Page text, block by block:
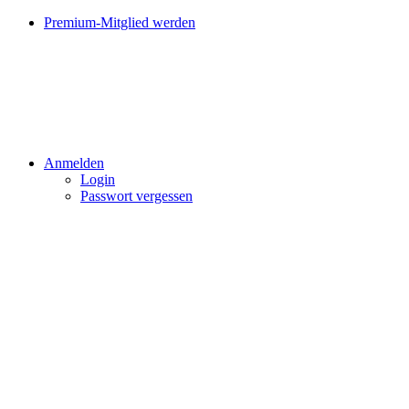
Premium-Mitglied werden
Anmelden
Login
Passwort vergessen